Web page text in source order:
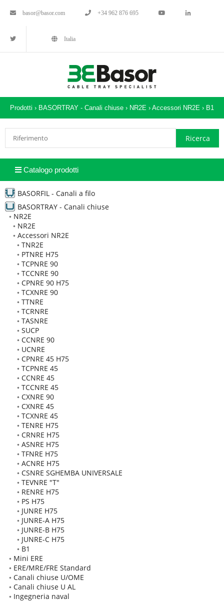
basor@basor.com +34 962 876 695
Italia
Prodotti › BASORTRAY - Canali chiuse › NR2E › Accessori NR2E › B1
Catalogo prodotti
BASORFIL - Canali a filo
BASORTRAY - Canali chiuse
◦ NR2E
◦ NR2E
◦ Accessori NR2E
◦ TNR2E
◦ PTNRE H75
◦ TCPNRE 90
◦ TCCNRE 90
◦ CPNRE 90 H75
◦ TCXNRE 90
◦ TTNRE
◦ TCRNRE
◦ TASNRE
◦ SUCP
◦ CCNRE 90
◦ UCNRE
◦ CPNRE 45 H75
◦ TCPNRE 45
◦ CCNRE 45
◦ TCCNRE 45
◦ CXNRE 90
◦ CXNRE 45
◦ TCXNRE 45
◦ TENRE H75
◦ CRNRE H75
◦ ASNRE H75
◦ TFNRE H75
◦ ACNRE H75
◦ CSNRE SGHEMBA UNIVERSALE
◦ TEVNRE "T"
◦ RENRE H75
◦ PS H75
◦ JUNRE H75
◦ JUNRE-A H75
◦ JUNRE-B H75
◦ JUNRE-C H75
◦ B1
◦ Mini ERE
◦ ERE/MRE/FRE Standard
◦ Canali chiuse U/OME
◦ Canali chiuse U AL
◦ Ingegneria naval